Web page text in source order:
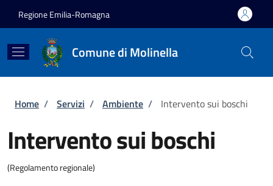
Regione Emilia-Romagna
Comune di Molinella
Briciole di pane
Home / Servizi / Ambiente / Intervento sui boschi
Intervento sui boschi
(Regolamento regionale)